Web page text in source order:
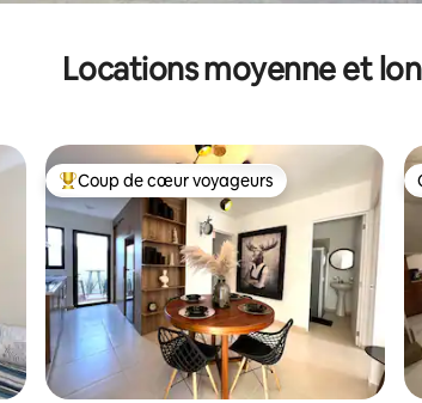
Locations moyenne et
Coups de cœur voyageurs les plus appréciés
Coup de cœur voyageurs